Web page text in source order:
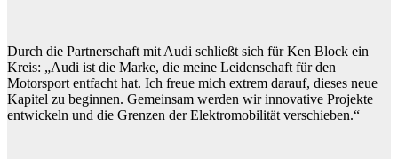
Durch die Partnerschaft mit Audi schließt sich für Ken Block ein
Kreis: „Audi ist die Marke, die meine Leidenschaft für den
Motorsport entfacht hat. Ich freue mich extrem darauf, dieses neue
Kapitel zu beginnen. Gemeinsam werden wir innovative Projekte
entwickeln und die Grenzen der Elektromobilität verschieben.“